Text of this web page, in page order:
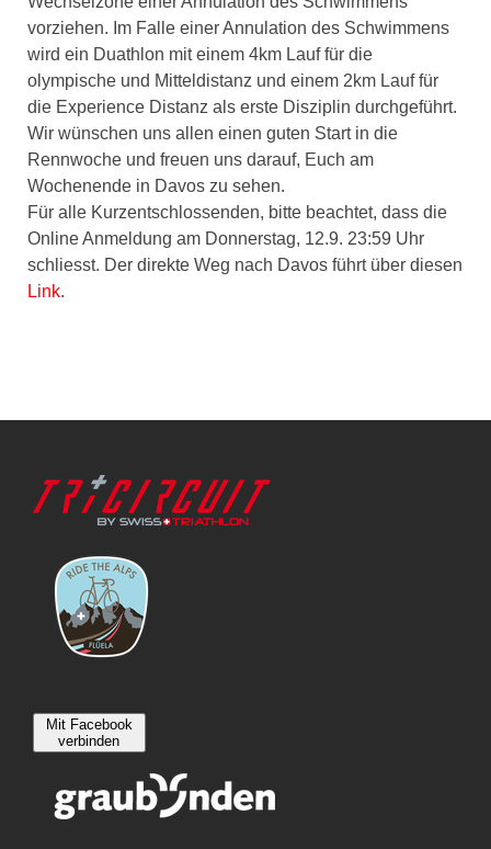
vorziehen. Im Falle einer Annulation des Schwimmens
wird ein Duathlon mit einem 4km Lauf für die
olympische und Mitteldistanz und einem 2km Lauf für
die Experience Distanz als erste Disziplin durchgeführt.
Wir wünschen uns allen einen guten Start in die
Rennwoche und freuen uns darauf, Euch am
Wochenende in Davos zu sehen.
Für alle Kurzentschlossenden, bitte beachtet, dass die
Online Anmeldung am Donnerstag, 12.9. 23:59 Uhr
schliesst. Der direkte Weg nach Davos führt über diesen
Link.
Mit Facebook
verbinden